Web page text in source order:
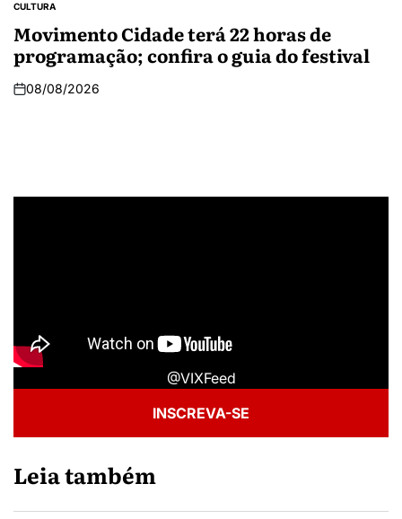
CULTURA
Movimento Cidade terá 22 horas de
programação; confira o guia do festival
08/08/2026
@VIXFeed
INSCREVA-SE
Leia também